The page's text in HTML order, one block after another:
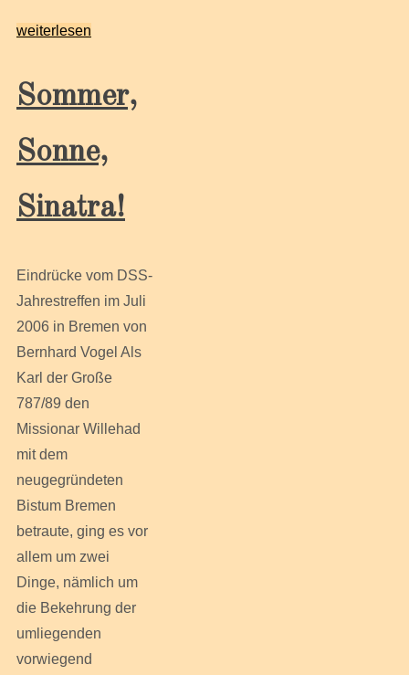
weiterlesen
Sommer,
Sonne,
Sinatra!
Eindrücke vom DSS-
Jahrestreffen im Juli
2006 in Bremen von
Bernhard Vogel Als
Karl der Große
787/89 den
Missionar Willehad
mit dem
neugegründeten
Bistum Bremen
betraute, ging es vor
allem um zwei
Dinge, nämlich um
die Bekehrung der
umliegenden
vorwiegend